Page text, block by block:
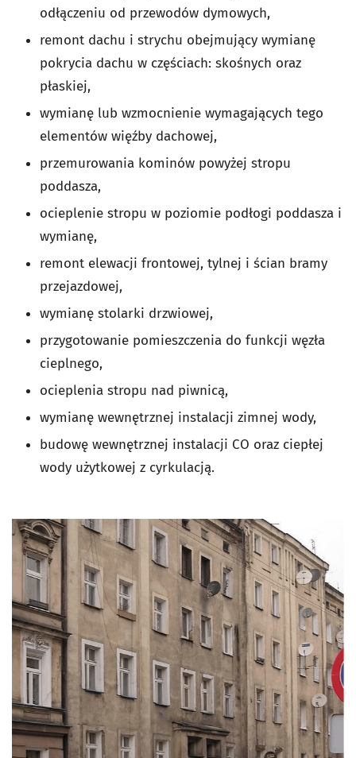
odłączeniu od przewodów dymowych,
remont dachu i strychu obejmujący wymianę
pokrycia dachu w częściach: skośnych oraz
płaskiej,
wymianę lub wzmocnienie wymagających tego
elementów więźby dachowej,
przemurowania kominów powyżej stropu
poddasza,
ocieplenie stropu w poziomie podłogi poddasza i
wymianę,
remont elewacji frontowej, tylnej i ścian bramy
przejazdowej,
wymianę stolarki drzwiowej,
przygotowanie pomieszczenia do funkcji węzła
cieplnego,
ocieplenia stropu nad piwnicą,
wymianę wewnętrznej instalacji zimnej wody,
budowę wewnętrznej instalacji CO oraz ciepłej
wody użytkowej z cyrkulacją.